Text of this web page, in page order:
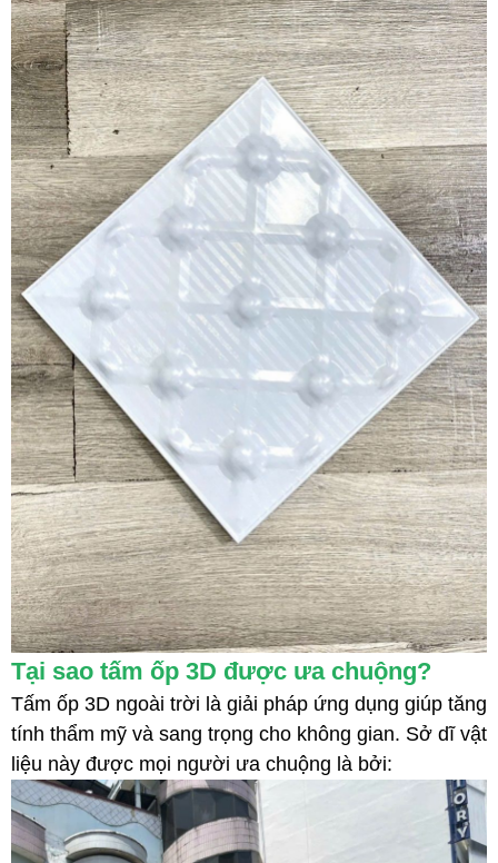
Tại sao tấm ốp 3D được ưa chuộng?
Tấm ốp 3D ngoài trời là giải pháp ứng dụng giúp tăng
tính thẩm mỹ và sang trọng cho không gian. Sở dĩ vật
liệu này được mọi người ưa chuộng là bởi: